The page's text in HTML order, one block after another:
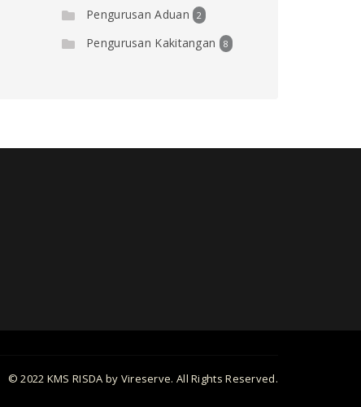
Pengurusan Aduan 2
Pengurusan Kakitangan 8
© 2022 KMS RISDA by Vireserve. All Rights Reserved.